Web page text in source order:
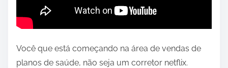
Você que está começando na área de vendas de
planos de saúde, não seja um corretor netflix.